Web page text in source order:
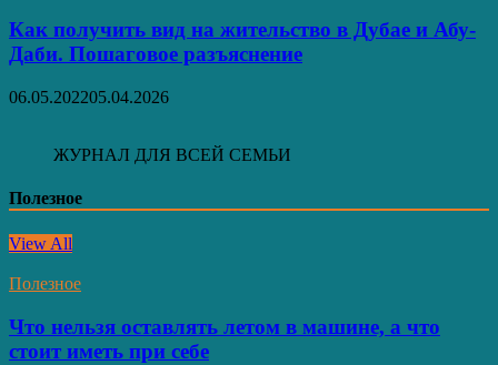
Как получить вид на жительство в Дубае и Абу-
Даби. Пошаговое разъяснение
06.05.202205.04.2026
ЖУРНАЛ ДЛЯ ВСЕЙ СЕМЬИ
Полезное
View All
Полезное
Что нельзя оставлять летом в машине, а что
стоит иметь при себе